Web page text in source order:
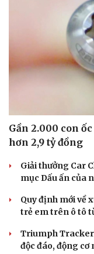
Văn học
Âm nhạc
Di sản
Gần 2.000 con
hơn 2,9 tỷ đồng
Giải thưởng Car
mục Dấu ấn của
Quy định mới về
trẻ em trên ô tô
Triumph
độc đáo, động cơ